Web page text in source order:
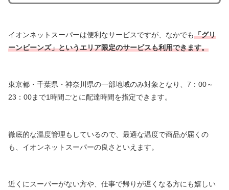
イオンネットスーパーは便利なサービスですが、なかでも「グリ
ーンビーンズ」というエリア限定のサービスも利用できます。
東京都・千葉県・神奈川県の一部地域のみ対象となり、7：00～
23：00まで1時間ごとに配達時間を指定できます。
徹底的な温度管理もしているので、最適な温度で商品が届くの
も、イオンネットスーパーの良さといえます。
近くにスーパーがない方や、仕事で帰りが遅くなる方にも嬉しい